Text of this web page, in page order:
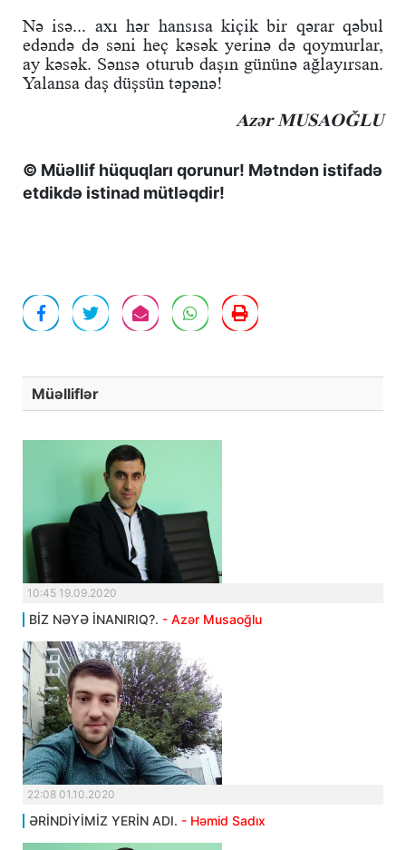
Nə isə... axı hər hansısa kiçik bir qərar qəbul
edəndə də səni heç kəsək yerinə də qoymurlar,
ay kəsək. Sənsə oturub daşın gününə ağlayırsan.
Yalansa daş düşsün təpənə!
Azər MUSAOĞLU
© Müəllif hüquqları qorunur! Mətndən istifadə
etdikdə istinad mütləqdir!
Müəlliflər
10:45 19.09.2020
BİZ NƏYƏ İNANIRIQ?. - Azər Musaoğlu
22:08 01.10.2020
ƏRİNDİYİMİZ YERİN ADI. - Həmid Sadıx